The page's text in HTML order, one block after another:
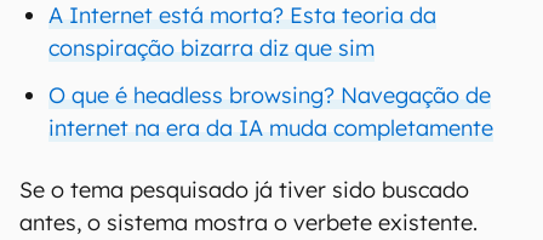
A Internet está morta? Esta teoria da
conspiração bizarra diz que sim
O que é headless browsing? Navegação de
internet na era da IA muda completamente
Se o tema pesquisado já tiver sido buscado
antes, o sistema mostra o verbete existente.